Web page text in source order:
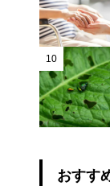
10
おすす